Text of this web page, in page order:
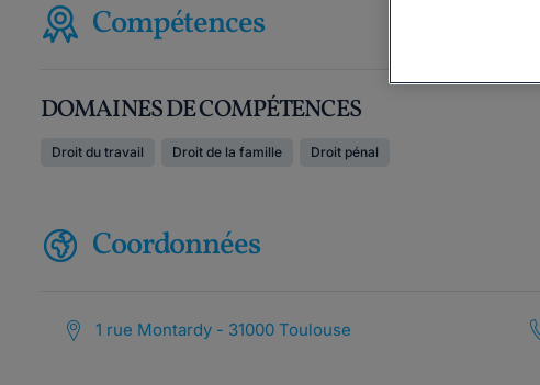
Compétences
DOMAINES DE COMPÉTENCES
Droit du travail Droit de la famille Droit pénal
Coordonnées
1 rue Montardy - 31000 Toulouse